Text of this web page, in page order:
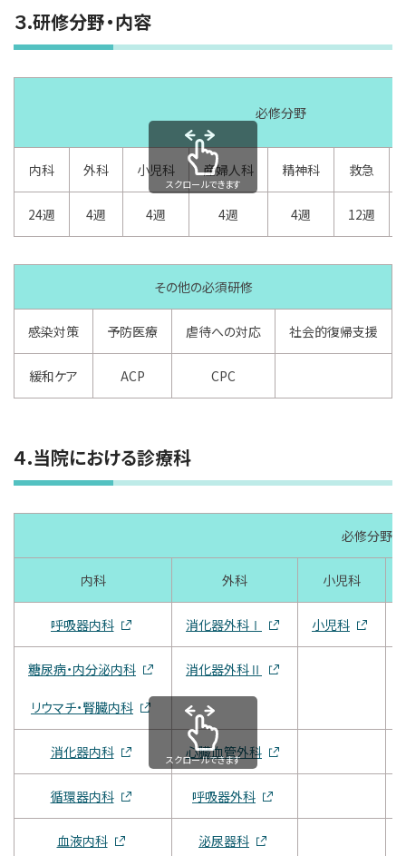
３.研修分野・内容
必修分野
内科 外科 小児科 産婦人科 精神科 救急
24週 4週 4週 4週 4週 12週
スクロールできます
その他の必須研修
感染対策 予防医療 虐待への対応 社会的復帰支援
緩和ケア ACP CPC
４.当院における診療科
必修分野
内科 外科 小児科
呼吸器内科 消化器外科Ⅰ 小児科
糖尿病・内分泌内科
リウマチ・腎臓内科
消化器外科Ⅱ
消化器内科 心臓血管外科
循環器内科 呼吸器外科
血液内科 泌尿器科
スクロールできます